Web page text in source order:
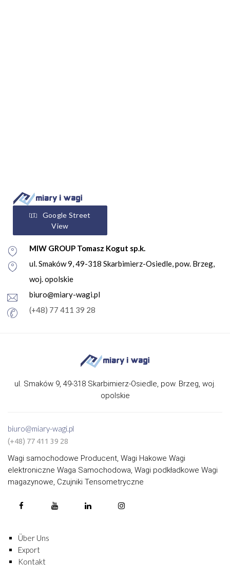
Google Street
View
MIW GROUP Tomasz Kogut sp.k.
ul. Smaków 9, 49-318 Skarbimierz-Osiedle, pow. Brzeg,
woj. opolskie
biuro@miary-wagi.pl
(+48) 77 411 39 28
ul. Smaków 9, 49-318 Skarbimierz-Osiedle, pow. Brzeg, woj.
opolskie
biuro@miary-wagi.pl
(+48) 77 411 39 28
Wagi samochodowe Producent, Wagi Hakowe Wagi
elektroniczne Waga Samochodowa, Wagi podkładkowe Wagi
magazynowe, Czujniki Tensometryczne
Über Uns
Export
Kontakt